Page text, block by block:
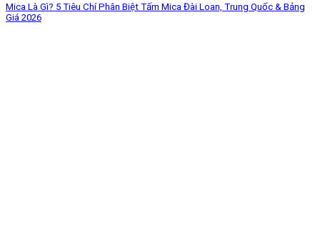
Mica Là Gì? 5 Tiêu Chí Phân Biệt Tấm Mica Đài Loan, Trung Quốc & Bảng
Giá 2026